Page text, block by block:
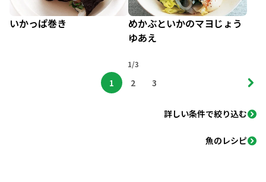
いかっぱ巻き
めかぶといかのマヨじょう
ゆあえ
1/3
1 2 3
詳しい条件で絞り込む
魚のレシピ